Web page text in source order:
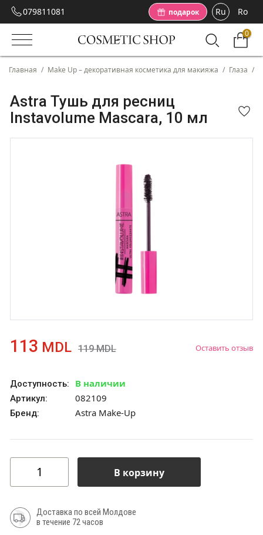
079811081 подарок Ru Ro
0
Главная / Make Up – декоративная косметика для макияжа / Глаза /
Astra Тушь для ресниц
Instavolume Mascara, 10 мл
113 MDL 119MDL Оставить отзыв
Доступность: В наличии
Артикул: 082109
Бренд: Astra Make-Up
В корзину
Доставка по всей Молдове
в течение 72 часов